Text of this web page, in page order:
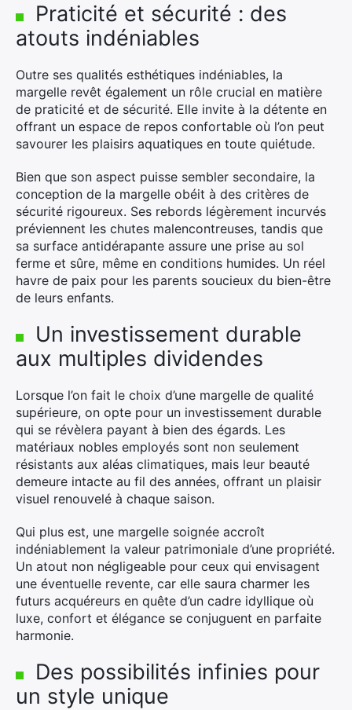
Praticité et sécurité : des
atouts indéniables
Outre ses qualités esthétiques indéniables, la
margelle revêt également un rôle crucial en matière
de praticité et de sécurité. Elle invite à la détente en
offrant un espace de repos confortable où l’on peut
savourer les plaisirs aquatiques en toute quiétude.
Bien que son aspect puisse sembler secondaire, la
conception de la margelle obéit à des critères de
sécurité rigoureux. Ses rebords légèrement incurvés
préviennent les chutes malencontreuses, tandis que
sa surface antidérapante assure une prise au sol
ferme et sûre, même en conditions humides. Un réel
havre de paix pour les parents soucieux du bien-être
de leurs enfants.
Un investissement durable
aux multiples dividendes
Lorsque l’on fait le choix d’une margelle de qualité
supérieure, on opte pour un investissement durable
qui se révèlera payant à bien des égards. Les
matériaux nobles employés sont non seulement
résistants aux aléas climatiques, mais leur beauté
demeure intacte au fil des années, offrant un plaisir
visuel renouvelé à chaque saison.
Qui plus est, une margelle soignée accroît
indéniablement la valeur patrimoniale d’une propriété.
Un atout non négligeable pour ceux qui envisagent
une éventuelle revente, car elle saura charmer les
futurs acquéreurs en quête d’un cadre idyllique où
luxe, confort et élégance se conjuguent en parfaite
harmonie.
Des possibilités infinies pour
un style unique
×
Rechercher
: